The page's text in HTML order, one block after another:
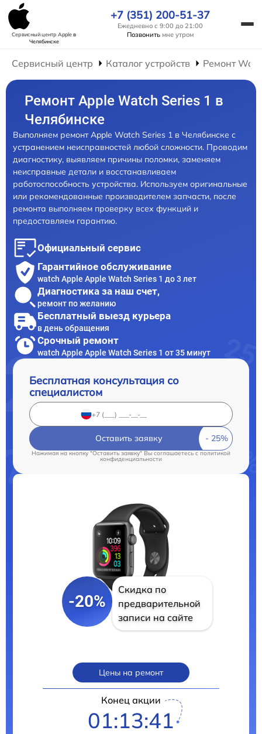
Сервисный центр Appleв
Челябинске
+7 (351) 200-51-37
Ежедневно с 9:00 до 21:00
Позвонить мне утром
Сервисный центр Каталог устройств Ремонт
Ремонт Apple Watch Series 1 в
Челябинске
Выполняем ремонт Apple Watch Series 1 в Челябинске с
устранением неисправностей любой сложности. Проводим
диагностику, выявляем причины поломки, заменяем
неисправные детали и восстанавливаем
работоспособность устройства. Используем оригинальные
или рекомендованные производителем запчасти, после
ремонта выполняем проверку всех функций и
предоставляем гарантию.
Официальный сервис
Гарантийное обслуживание
watch Apple Apple Watch Series 1 до 3 лет
Диагностика за наш счет,
ремонт по желанию
Бесплатный выезд курьера
в день обращения
Срочный ремонт
watch Apple Apple Watch Series 1 от 35 минут
Бесплатная консультация со
специалистом
Оставить заявку
Нажимая на кнопку "Оставить заявку" Вы соглашаетесь cполитикой
конфиденциальности
-20%
Скидка по
предварительной
записи на сайте
Цены на ремонт
Конец акции
01:13:40